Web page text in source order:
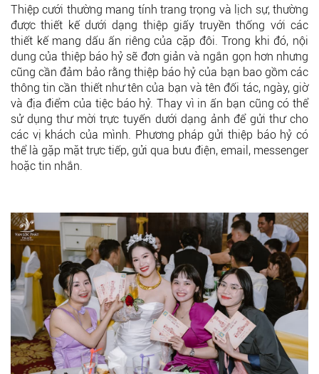
Thiệp cưới thường mang tính trang trọng và lịch sự, thường
được thiết kế dưới dạng thiệp giấy truyền thống với các
thiết kế mang dấu ấn riêng của cặp đôi. Trong khi đó, nội
dung của thiệp báo hỷ sẽ đơn giản và ngắn gọn hơn nhưng
cũng cần đảm bảo rằng thiệp báo hỷ của bạn bao gồm các
thông tin cần thiết như tên của bạn và tên đối tác, ngày, giờ
và địa điểm của tiệc báo hỷ. Thay vì in ấn bạn cũng có thể
sử dụng thư mời trực tuyến dưới dạng ảnh để gửi thư cho
các vị khách của mình. Phương pháp gửi thiệp báo hỷ có
thể là gặp mặt trực tiếp, gửi qua bưu điện, email, messenger
hoặc tin nhắn.